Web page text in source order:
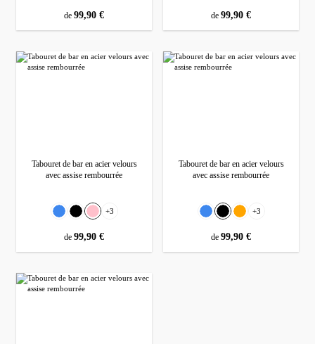
prix régulier :
de 99,90 € prix régulier :
de 99,90 €
Tabouret de bar en acier velours
avec assise rembourrée
Sélectionnez
CouleurBleu Noir Rose
+3
prix régulier :
de 99,90 €
Tabouret de bar en acier velours
avec assise rembourrée
Sélectionnez
CouleurBleu Noir Orange
+3
prix régulier :
de 99,90 €